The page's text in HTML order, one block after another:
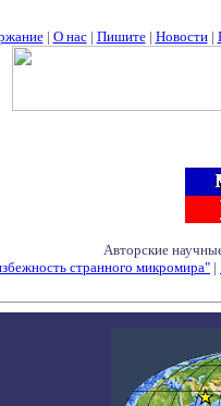
| О нас| Пишите| Новости|
Авторские
странного микромира" |